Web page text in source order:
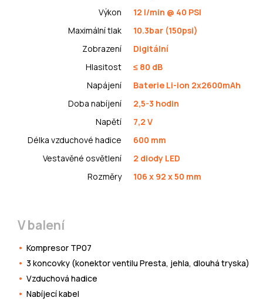
Výkon
12 l/min @ 40 PSI
Maximální tlak
10.3bar (150psi)
Zobrazení
Digitální
Hlasitost
≤ 80 dB
Napájení
Baterie Li-ion 2x2600mAh
Doba nabíjení
2,5-3 hodin
Napětí
7,2 V
Délka vzduchové hadice
600 mm
Vestavěné osvětlení
2 diody LED
Rozměry
106 x 92 x 50 mm
V balení
Kompresor TP07
3 koncovky (konektor ventilu Presta, jehla, dlouhá tryska)
Vzduchová hadice
Nabíjecí kabel